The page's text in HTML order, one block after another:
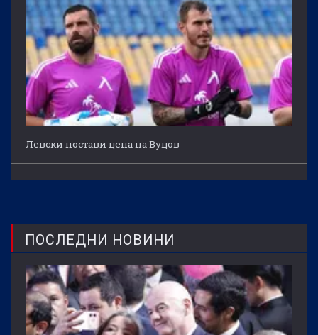
Левски постави цена на Вуцов
ПОСЛЕДНИ НОВИНИ